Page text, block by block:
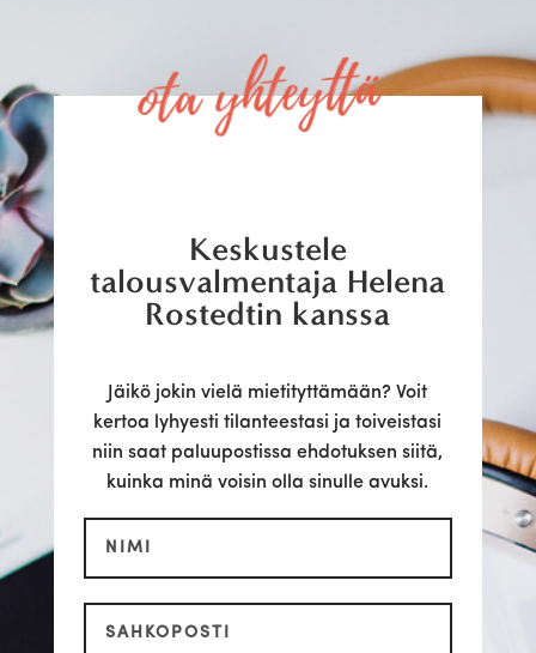
ota yhteyttä
Keskustele
talousvalmentaja Helena
Rostedtin kanssa
Jäikö jokin vielä mietityttämään? Voit
kertoa lyhyesti tilanteestasi ja toiveistasi
niin saat paluupostissa ehdotuksen siitä,
kuinka minä voisin olla sinulle avuksi.